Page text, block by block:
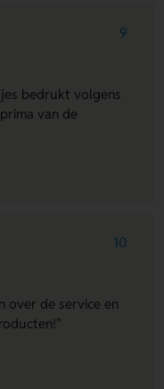
9
bedrukt volgens
van de
10
over de service en